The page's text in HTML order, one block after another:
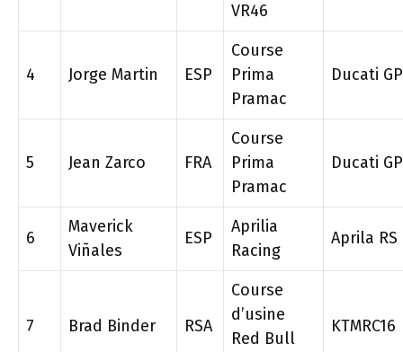
VR46
4 Jorge Martin ESP
Course
Prima
Pramac
Ducati
5 Jean Zarco FRA
Course
Prima
Pramac
Ducati
6
Maverick
Viñales
ESP
Aprilia
Racing
Aprila RS
7 Brad Binder RSA
Course
d’usine
Red Bull
KTMRC16